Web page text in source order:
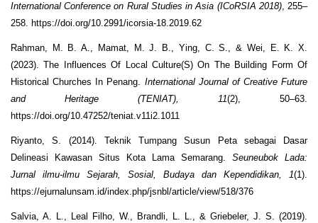
International Conference on Rural Studies in Asia (ICoRSIA 2018), 255–
258. https://doi.org/10.2991/icorsia-18.2019.62
Rahman, M. B. A., Mamat, M. J. B., Ying, C. S., & Wei, E. K. X.
(2023). The Influences Of Local Culture(S) On The Building Form Of
Historical Churches In Penang. International Journal of Creative Future
and Heritage (TENIAT), 11(2), 50–63.
https://doi.org/10.47252/teniat.v11i2.1011
Riyanto, S. (2014). Teknik Tumpang Susun Peta sebagai Dasar
Delineasi Kawasan Situs Kota Lama Semarang. Seuneubok Lada:
Jurnal ilmu-ilmu Sejarah, Sosial, Budaya dan Kependidikan, 1(1).
https://ejurnalunsam.id/index.php/jsnbl/article/view/518/376
Salvia, A. L., Leal Filho, W., Brandli, L. L., & Griebeler, J. S. (2019).